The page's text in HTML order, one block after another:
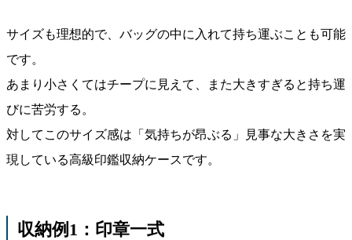
サイズも理想的で、バッグの中に入れて持ち運ぶことも可能
です。
あまり小さくてはチープに見えて、また大きすぎると持ち運
びに苦労する。
対してこのサイズ感は「気持ちが昂ぶる」見事な大きさを実
現している高級印鑑収納ケースです。
収納例1：印章一式